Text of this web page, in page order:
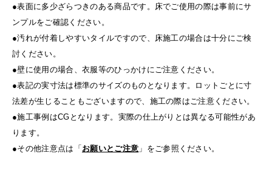
●表面に多少ざらつきのある商品です。床でご使用の際は事前にサ
ンプルをご確認ください。
●汚れが付着しやすいタイルですので、床施工の場合は十分にご検
討ください。
●壁に使用の場合、衣服等のひっかけにご注意ください。
●表記の実寸法は標準のサイズのものとなります。ロットごとに寸
法差が生じることもございますので、施工の際はご注意ください。
●施工事例はCGとなります。実際の仕上がりとは異なる可能性があ
ります。
●その他注意点は「 お願いとご注意 」をご参照ください。